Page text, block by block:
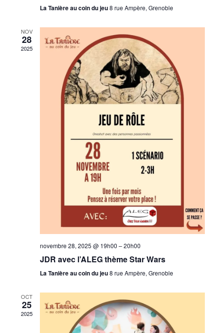
La Tanière au coin du jeu8 rue Ampère, Grenoble
NOV
28
2025
novembre 28, 2025 @ 19h00 –20h00
JDR avec l’ALEG thème Star Wars
La Tanière au coin du jeu8 rue Ampère, Grenoble
OCT
25
2025